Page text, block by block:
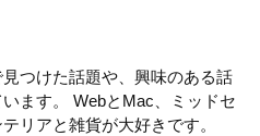
つけた話題や、興味のある話
ます。 WebとMac、ミッドセ
リアと雑貨が大好きです。